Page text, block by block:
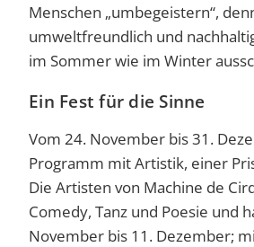
Menschen „umbegeistern“,
umweltfreundlich und
im Sommer wie im Winter
Ein Fest für die Sinne
Vom 24. November bis 31.
Programm mit Artistik, einer
Die Artisten von Machine de
Comedy, Tanz und Poesie und
November bis 11. Dezember;